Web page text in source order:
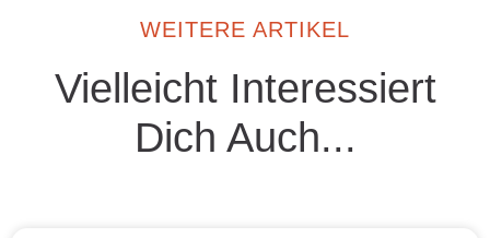
WEITERE ARTIKEL
Vielleicht Interessiert
Dich Auch...